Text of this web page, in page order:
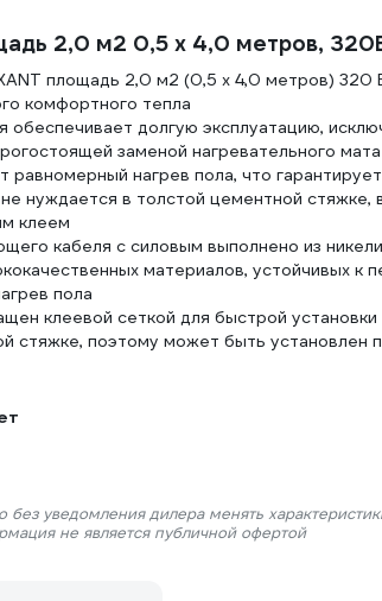
2,0 м2 0,5 х 4,0 метров,
площадь 2,0 м2 (0,5 х 4,0 метров)
комфортного тепла
обеспечивает долгую эксплуатацию,
заменой нагревательного мата
равномерный нагрев пола, что
нуждается в толстой цементной
клеем
кабеля с силовым выполнено из
материалов, устойчивых к
пола
клеевой сеткой для быстрой установки
стяжке, поэтому может быть установлен
без уведомления дилера менять
не является публичной офертой